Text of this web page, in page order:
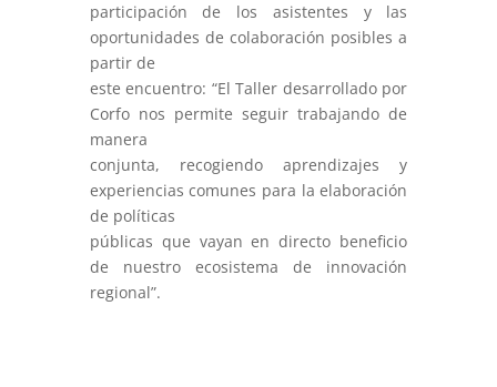
participación de los asistentes y las
oportunidades de colaboración posibles a
partir de
este encuentro: “El Taller desarrollado por
Corfo nos permite seguir trabajando de
manera
conjunta, recogiendo aprendizajes y
experiencias comunes para la elaboración
de políticas
públicas que vayan en directo beneficio
de nuestro ecosistema de innovación
regional”.